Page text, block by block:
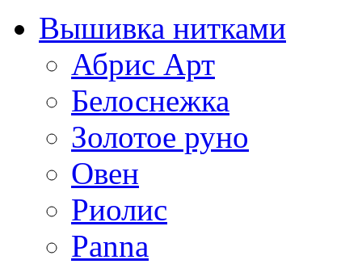
Вышивка нитками
Абрис Арт
Белоснежка
Золотое руно
Овен
Риолис
Panna